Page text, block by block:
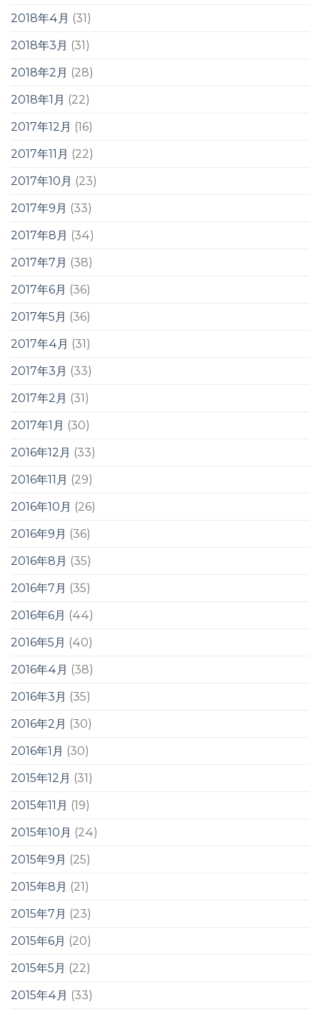
2018年4月 (31)
2018年3月 (31)
2018年2月 (28)
2018年1月 (22)
2017年12月 (16)
2017年11月 (22)
2017年10月 (23)
2017年9月 (33)
2017年8月 (34)
2017年7月 (38)
2017年6月 (36)
2017年5月 (36)
2017年4月 (31)
2017年3月 (33)
2017年2月 (31)
2017年1月 (30)
2016年12月 (33)
2016年11月 (29)
2016年10月 (26)
2016年9月 (36)
2016年8月 (35)
2016年7月 (35)
2016年6月 (44)
2016年5月 (40)
2016年4月 (38)
2016年3月 (35)
2016年2月 (30)
2016年1月 (30)
2015年12月 (31)
2015年11月 (19)
2015年10月 (24)
2015年9月 (25)
2015年8月 (21)
2015年7月 (23)
2015年6月 (20)
2015年5月 (22)
2015年4月 (33)